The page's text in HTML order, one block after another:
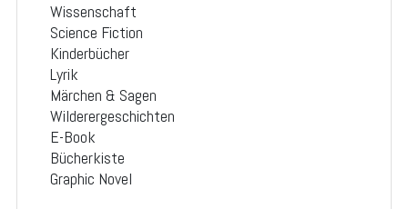
Wissenschaft
Science Fiction
Kinderbücher
Lyrik
Märchen & Sagen
Wilderergeschichten
E-Book
Bücherkiste
Graphic Novel